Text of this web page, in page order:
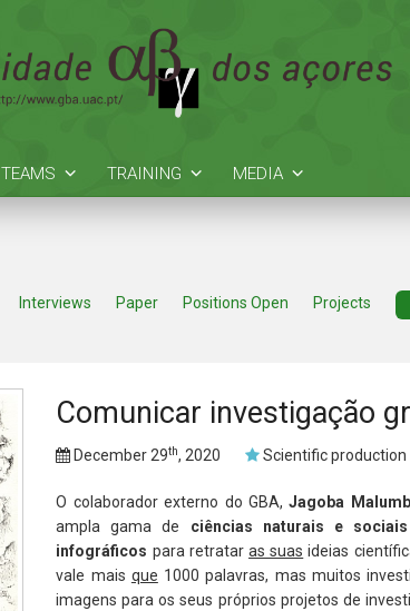
TEAMS TRAINING MEDIA
Interviews Paper Positions Open Projects
Comunicar investigação
December 29th, 2020 Scientific production
O colaborador externo do GBA,Jagoba
ampla gama de ciências naturais e sociais
infográficos para retrataras suas ideias
vale mais que 1000 palavras, mas muitos
imagens para os seus próprios projetos de